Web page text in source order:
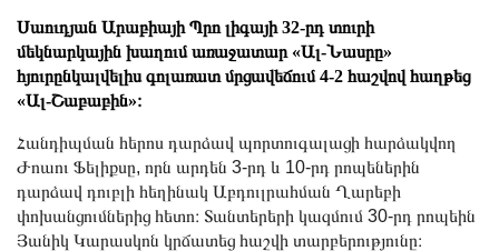
Սաուդյան Արաբիայի Պրո լիգայի 32-րդ տուրի
մեկնարկային խաղում առաջատար «Ալ-Նասրը»
հյուրընկալվելիս գոլառատ մրցավեճում 4-2 հաշվով հաղթեց
«Ալ-Շաբաբին»։
Հանդիպման հերոս դարձավ պորտուգալացի հարձակվող
Ժոաու Ֆելիքսը, որն արդեն 3-րդ և 10-րդ րոպեներին
դարձավ դուբլի հեղինակ Աբդուլրահման Ղարեբի
փոխանցումներից հետո։ Տանտերերի կազմում 30-րդ րոպեին
Յանիկ Կարասկոն կրճատեց հաշվի տարբերությունը։